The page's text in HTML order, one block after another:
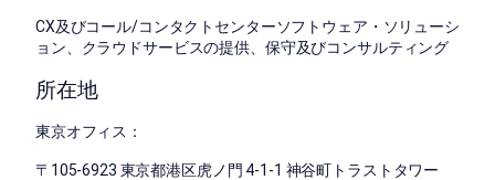
CX及びコール/コンタクトセンターソフトウェア・ソリューシ
ョン、クラウドサービスの提供、保守及びコンサルティング
所在地
東京オフィス：
〒105-6923 東京都港区虎ノ門 4-1-1 神谷町トラストタワー